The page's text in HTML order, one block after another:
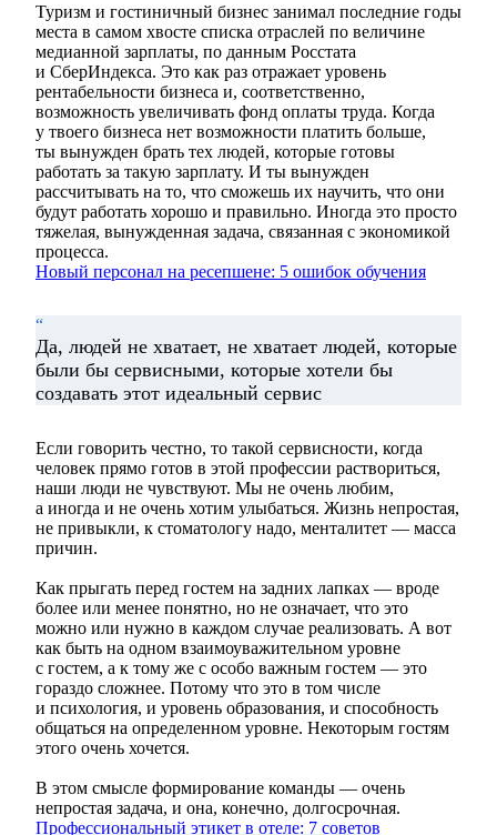
Туризм и гостиничный бизнес занимал последние годы
места в самом хвосте списка отраслей по величине
медианной зарплаты, по данным Росстата
и СберИндекса. Это как раз отражает уровень
рентабельности бизнеса и, соответственно,
возможность увеличивать фонд оплаты труда. Когда
у твоего бизнеса нет возможности платить больше,
ты вынужден брать тех людей, которые готовы
работать за такую зарплату. И ты вынужден
рассчитывать на то, что сможешь их научить, что они
будут работать хорошо и правильно. Иногда это просто
тяжелая, вынужденная задача, связанная с экономикой
процесса.
Новый персонал на ресепшене: 5 ошибок обучения
“
Да, людей не хватает, не хватает людей, которые
были бы сервисными, которые хотели бы
создавать этот идеальный сервис
Если говорить честно, то такой сервисности, когда
человек прямо готов в этой профессии раствориться,
наши люди не чувствуют. Мы не очень любим,
а иногда и не очень хотим улыбаться. Жизнь непростая,
не привыкли, к стоматологу надо, менталитет — масса
причин.
Как прыгать перед гостем на задних лапках — вроде
более или менее понятно, но не означает, что это
можно или нужно в каждом случае реализовать. А вот
как быть на одном взаимоуважительном уровне
с гостем, а к тому же с особо важным гостем — это
гораздо сложнее. Потому что это в том числе
и психология, и уровень образования, и способность
общаться на определенном уровне. Некоторым гостям
этого очень хочется.
В этом смысле формирование команды — очень
непростая задача, и она, конечно, долгосрочная.
Профессиональный этикет в отеле: 7 советов